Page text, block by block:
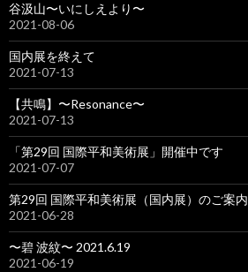
谷汲山〜いにしえより〜
2021-08-06
国内展を終えて
2021-07-13
【共鳴】〜Resonance〜
2021-07-13
「第29回 国際平和美術展」開催中です
2021-07-07
第29回 国際平和美術展（国内展）のご案内
2021-06-28
〜碧 波紋〜 2021.6.19
2021-06-19